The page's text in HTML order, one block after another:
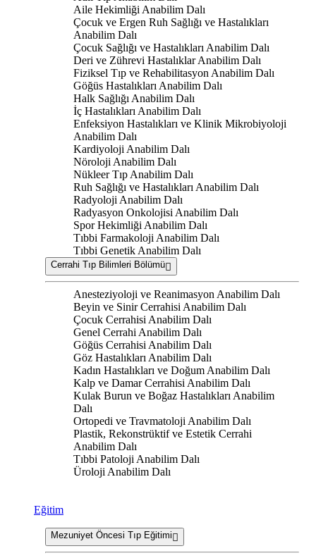
Aile Hekimliği Anabilim Dalı
Çocuk ve Ergen Ruh Sağlığı ve Hastalıkları
Anabilim Dalı
Çocuk Sağlığı ve Hastalıkları Anabilim Dalı
Deri ve Zührevi Hastalıklar Anabilim Dalı
Fiziksel Tıp ve Rehabilitasyon Anabilim Dalı
Göğüs Hastalıkları Anabilim Dalı
Halk Sağlığı Anabilim Dalı
İç Hastalıkları Anabilim Dalı
Enfeksiyon Hastalıkları ve Klinik Mikrobiyoloji
Anabilim Dalı
Kardiyoloji Anabilim Dalı
Nöroloji Anabilim Dalı
Nükleer Tıp Anabilim Dalı
Ruh Sağlığı ve Hastalıkları Anabilim Dalı
Radyoloji Anabilim Dalı
Radyasyon Onkolojisi Anabilim Dalı
Spor Hekimliği Anabilim Dalı
Tıbbi Farmakoloji Anabilim Dalı
Tıbbi Genetik Anabilim Dalı
Cerrahi Tıp Bilimleri Bölümü
Anesteziyoloji ve Reanimasyon Anabilim Dalı
Beyin ve Sinir Cerrahisi Anabilim Dalı
Çocuk Cerrahisi Anabilim Dalı
Genel Cerrahi Anabilim Dalı
Göğüs Cerrahisi Anabilim Dalı
Göz Hastalıkları Anabilim Dalı
Kadın Hastalıkları ve Doğum Anabilim Dalı
Kalp ve Damar Cerrahisi Anabilim Dalı
Kulak Burun ve Boğaz Hastalıkları Anabilim
Dalı
Ortopedi ve Travmatoloji Anabilim Dalı
Plastik, Rekonstrüktif ve Estetik Cerrahi
Anabilim Dalı
Tıbbi Patoloji Anabilim Dalı
Üroloji Anabilim Dalı
Eğitim
Mezuniyet Öncesi Tıp Eğitimi